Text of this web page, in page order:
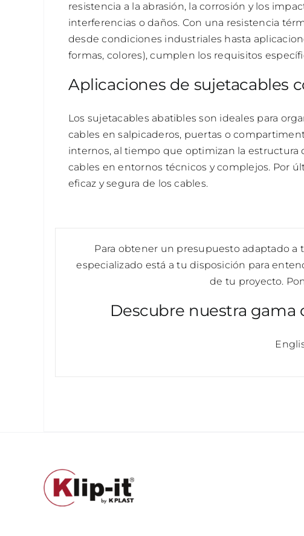
resistencia a la abrasión, la corrosión y los
interferencias o daños. Con una resistencia
desde condiciones industriales hasta
formas, colores), cumplen los requisitos
Aplicaciones de sujetacables
Los sujetacables abatibles son ideales para
cables en salpicaderos, puertas o
internos, al tiempo que optimizan la estructura
cables en entornos técnicos y complejos. Por
eficaz y segura de los cables.
Para obtener un presupuesto adaptado
especializado está a tu disposición para
de tu proyecto.
Descubre nuestra gama